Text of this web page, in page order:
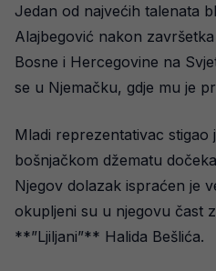
Jedan od najvećih talenata
Alajbegović nakon
Bosne i Hercegovine na
se u Njemačku, gdje mu je
Mladi reprezentativac stigao
bošnjačkom džematu
Njegov dolazak ispraćen je
okupljeni su u njegovu čast
**”Ljiljani”** Halida Bešlića.